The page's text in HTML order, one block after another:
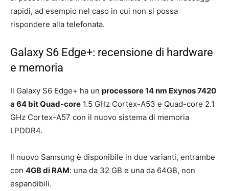
rapidi, ad esempio nel caso in cui non si possa
rispondere alla telefonata.
Galaxy S6 Edge+: recensione di hardware
e memoria
Il Galaxy S6 Edge+ ha un processore 14 nm Exynos 7420
a 64 bit Quad-core 1.5 GHz Cortex-A53 e Quad-core 2.1
GHz Cortex-A57 con il nuovo sistema di memoria
LPDDR4.
Il nuovo Samsung è disponibile in due varianti, entrambe
con 4GB di RAM: una da 32 GB e una da 64GB, non
espandibili.